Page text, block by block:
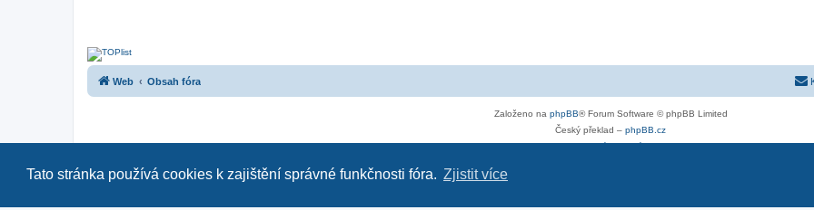
Tato stránka používá cookies k zajištění správné funkčnosti fóra. Zjistit více
Web Obsah fóra
Založeno na phpBB® Forum Software © phpBB Limited
Český překlad – phpBB.cz
Soukromí|Podmínky